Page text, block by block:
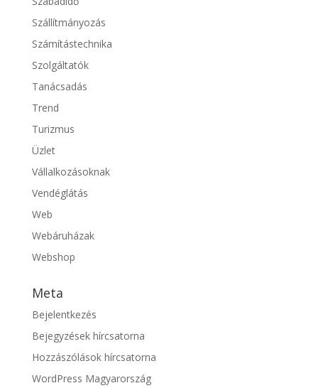
Szállítmányozás
Számítástechnika
Szolgáltatók
Tanácsadás
Trend
Turizmus
Üzlet
Vállalkozásoknak
Vendéglátás
Web
Webáruházak
Webshop
Meta
Bejelentkezés
Bejegyzések hírcsatorna
Hozzászólások hírcsatorna
WordPress Magyarország